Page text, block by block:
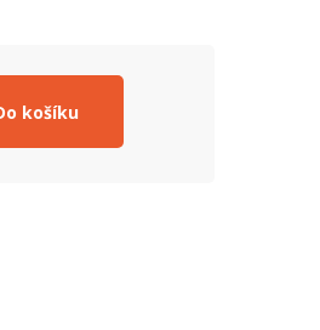
Do košíku